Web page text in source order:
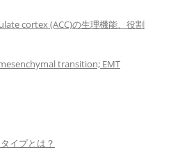
cortex (ACC)の生理機能、役割
transition; EMT
イプとは？